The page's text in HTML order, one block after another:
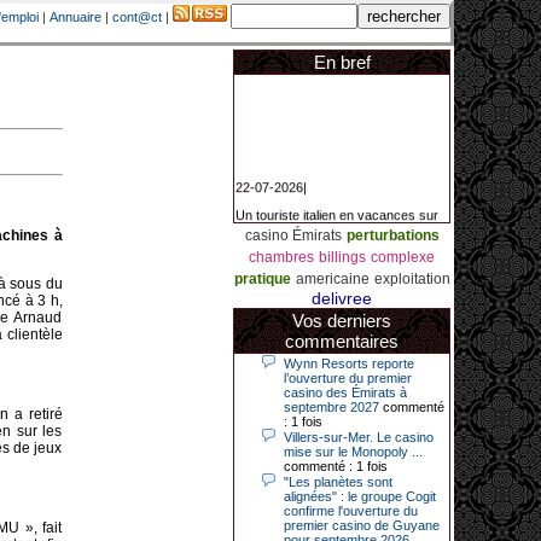
| Annuaire | cont@ct |
à
sous du
à 3 h,
Arnaud
clientèle
a retiré
sur les
de jeux
», fait
En bref
la Côte d’Azur a remporté un
jackpot exceptionnel de 84.631
euros dans la nuit de samedi à
dimanche au Casino Barrière Le
Croisette à Cannes. Il s’agit d’un
nouveau record de gains de l’année
2026 pour cet établissement.
14-04-2026|
Dimanche 12 avril 2026, cette date
restera gravée dans la mémoire de
ce joueur du casino de Saint-Quay-
Portrieux (Côtes-d’Armor).
Ce quinquagénaire, habitant Plouha
mais souhaitant garder l’anonymat,
a eu l’énorme surprise de décrocher
un jackpot record de 82 426 €.
casino Émirats perturbations
chambres billings complexe
pratique americaine exploitation
delivree
Vos derniers
commentaires
Wynn Resorts reporte
l’ouverture du premier
casino des Émirats à
septembre 2027 commenté
: 1 fois
Villers-sur-Mer. Le casino
mise sur le Monopoly ...
commenté : 1 fois
"Les planètes sont
alignées" : le groupe Cogit
confirme l'ouverture du
premier casino de Guyane